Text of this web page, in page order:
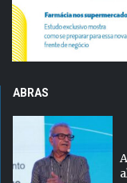
ABRAS